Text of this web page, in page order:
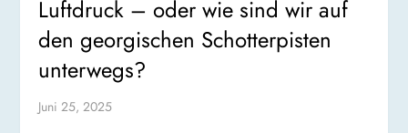
Luftdruck – oder wie sind wir auf
den georgischen Schotterpisten
unterwegs?
Juni 25, 2025